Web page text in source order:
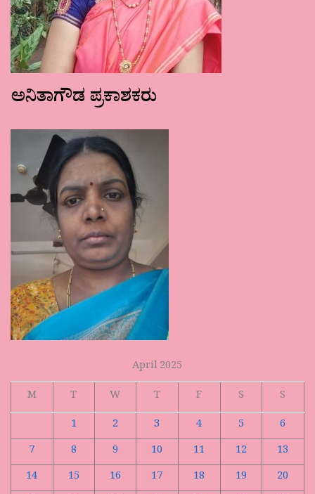
ಅನಿತಾಗೌಡ ಪ್ರಕಾಶಕರು
April 2025
M
T W T F S
S
1
2 3 4 5
6
7
8 9 10 11 12
13
14
15 16 17 18 19
20